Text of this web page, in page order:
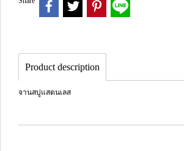
Product description
จานสบู่แสตนเลส